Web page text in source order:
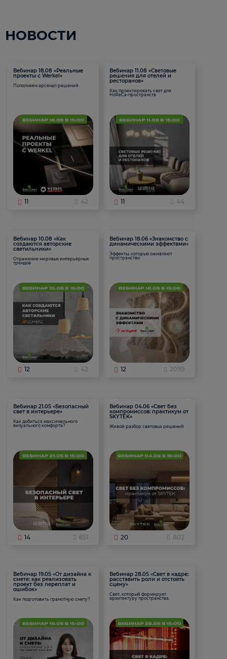
НОВОСТИ
Вебинар 18.08 «Реальные
проекты с Werkel»
Пополняем арсенал решений
11 42
Вебинар 11.08 «Световые
решения для отелей и
ресторанов»
Как проектировать свет для
HoReCa-пространств
11 44
Вебинар 10.08 «Как
создаются авторские
светильники»
Отражение мировых интерьерных
трендов
12 42
Вебинар 18.06 «Знакомство с
динамическими эффектами»
Эффекты, которые оживляют
пространство
12 2099
Вебинар 21.05 «Безопасный
свет в интерьере»
Как добиться максимального
визуального комфорта?
14 651
Вебинар 04.06 «Свет без
компромиссов: практикум от
SKYTEK»
Живой разбор световых решений
20 802
Вебинар 19.05 «От дизайна к
смете: как реализовать
проект без переплат и
ошибок»
Как подготовить грамотную смету?
Вебинар 28.05 «Свет в кадре:
расставить роли и отстоять
сцену»
Свет, который формирует
архитектуру пространства.